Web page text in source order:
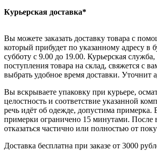
Курьерская доставка*
Вы можете заказать доставку товара с
который прибудет по указанному адресу в
субботу с 9.00 до 19.00. Курьерская служба,
поступления товара на склад, свяжется с
выбрать удобное время доставки. Уточнит
Вы вскрываете упаковку при курьере,
целостность и соответствие указанной
речь идёт об одежде, допустима примерка.
примерки ограничено 15 минутами. После
отказаться частично или полностью от
Доставка бесплатна при заказе от 3000